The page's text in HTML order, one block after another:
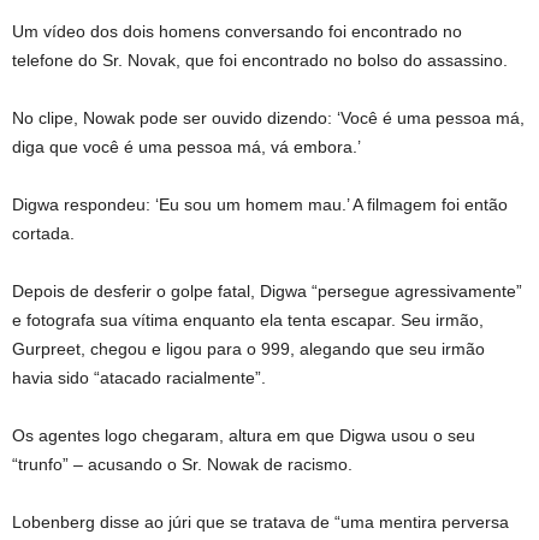
Um vídeo dos dois homens conversando foi encontrado no
telefone do Sr. Novak, que foi encontrado no bolso do assassino.
No clipe, Nowak pode ser ouvido dizendo: ‘Você é uma pessoa má,
diga que você é uma pessoa má, vá embora.’
Digwa respondeu: ‘Eu sou um homem mau.’ A filmagem foi então
cortada.
Depois de desferir o golpe fatal, Digwa “persegue agressivamente”
e fotografa sua vítima enquanto ela tenta escapar. Seu irmão,
Gurpreet, chegou e ligou para o 999, alegando que seu irmão
havia sido “atacado racialmente”.
Os agentes logo chegaram, altura em que Digwa usou o seu
“trunfo” – acusando o Sr. Nowak de racismo.
Lobenberg disse ao júri que se tratava de “uma mentira perversa